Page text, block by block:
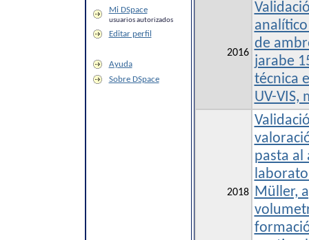
Mi DSpace
usuarios autorizados
Editar perfil
Ayuda
Sobre DSpace
2016
de
jarabe
técnica
UV-VIS,
2018
pasta al
Müller,